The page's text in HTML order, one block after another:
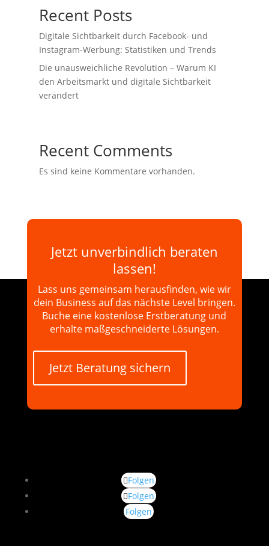
Recent Posts
Digitale Sichtbarkeit durch Facebook- und
Instagram-Werbung: Statistiken und Trends
Die unausweichliche Revolution – Warum KI
den Arbeitsmarkt und digitale Sichtbarkeit
verändert
Recent Comments
Es sind keine Kommentare vorhanden.
Jetzt unverbindlich beraten
lassen!
Lass uns gemeinsam herausfinden, wie wir
dein Business auf das nächste Level bringen.
Buche eine kostenlose Erstberatung und
erhalte maßgeschneiderte Lösungen.
Jetzt Beratung sichern
Folgen
Folgen
Folgen